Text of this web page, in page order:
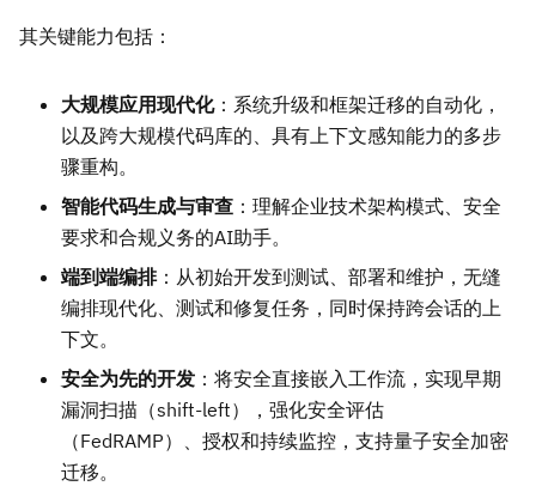
其关键能力包括：
大规模应用现代化：系统升级和框架迁移的自动化，
以及跨大规模代码库的、具有上下文感知能力的多步
骤重构。
智能代码生成与审查 ：理解企业技术架构模式、安全
要求和合规义务的AI助手。
端到端编排：从初始开发到测试、部署和维护，无缝
编排现代化、测试和修复任务，同时保持跨会话的上
下文。
安全为先的开发 ：将安全直接嵌入工作流，实现早期
漏洞扫描（shift-left），强化安全评估
（FedRAMP）、授权和持续监控，支持量子安全加密
迁移。